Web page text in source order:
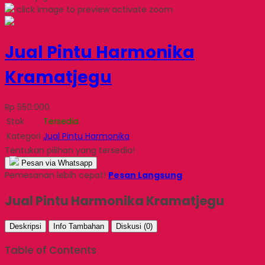
click image to preview activate zoom
Jual Pintu Harmonika
Kramatjegu
Rp 550.000
Stok
Tersedia
Kategori Jual Pintu Harmonika
Tentukan pilihan yang tersedia!
Pesan via Whatsapp
Pemesanan lebih cepat! Pesan Langsung
Jual Pintu Harmonika Kramatjegu
Deskripsi Info Tambahan Diskusi (0)
Table of Contents